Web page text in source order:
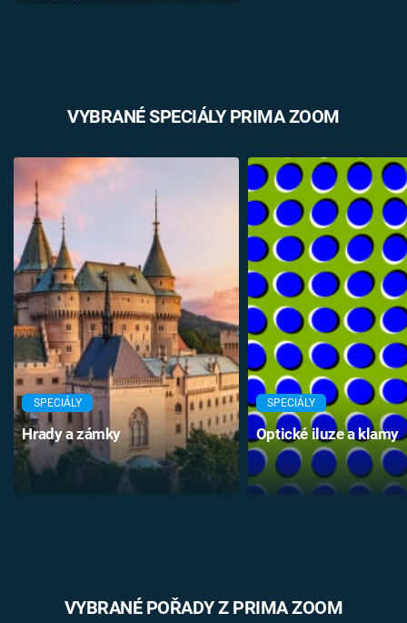
VYBRANÉ SPECIÁLY PRIMA ZOOM
SPECIÁLY
Hrady a zámky
SPECIÁLY
Optické iluze a klamy
VYBRANÉ POŘADY Z PRIMA ZOOM